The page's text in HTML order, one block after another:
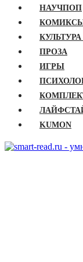
НАУЧПОП
ПРОЗА
ИГРЫ
KUMON